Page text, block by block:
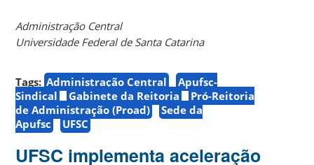
Administração Central
Universidade Federal de Santa Catarina
Tags: Administração Central
Apufsc-
Sindical
Gabinete da Reitoria
Pró-Reitoria
de Administração (Proad)
Sede da
Apufsc
UFSC
UFSC implementa aceleração